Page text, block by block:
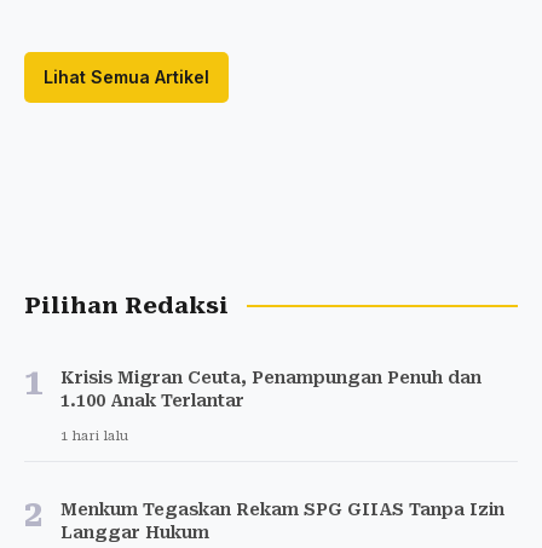
Lihat Semua Artikel
Pilihan Redaksi
1
Krisis Migran Ceuta, Penampungan Penuh dan
1.100 Anak Terlantar
1 hari lalu
2
Menkum Tegaskan Rekam SPG GIIAS Tanpa Izin
Langgar Hukum